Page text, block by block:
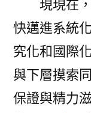
現現在
快邁進系統
究化和國際
與下層摸索
保證與精力